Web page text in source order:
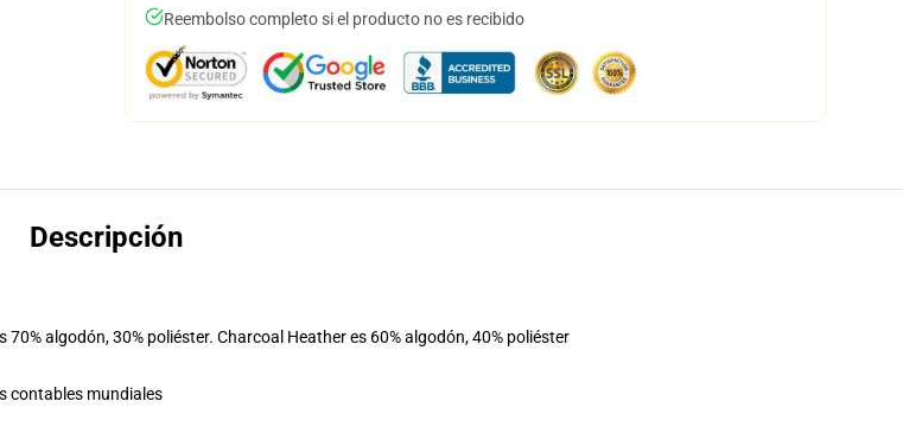
Reembolso completo si el producto no es recibido
Descripción
algodón, 30% poliéster. Charcoal Heather es 60% algodón, 40% poliéster
contables mundiales